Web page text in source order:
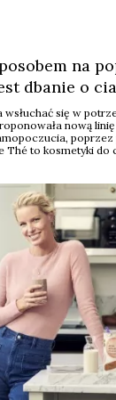
na
dbanie o
wsłuchać się w
nową
Thé to kosmetyki do